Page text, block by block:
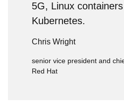
5G, Linux
Kubernetes.
Chris Wright
senior vice president and
Red Hat